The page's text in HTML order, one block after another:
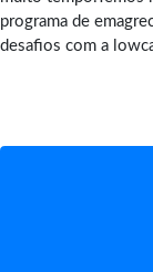
programa de
desafios com a